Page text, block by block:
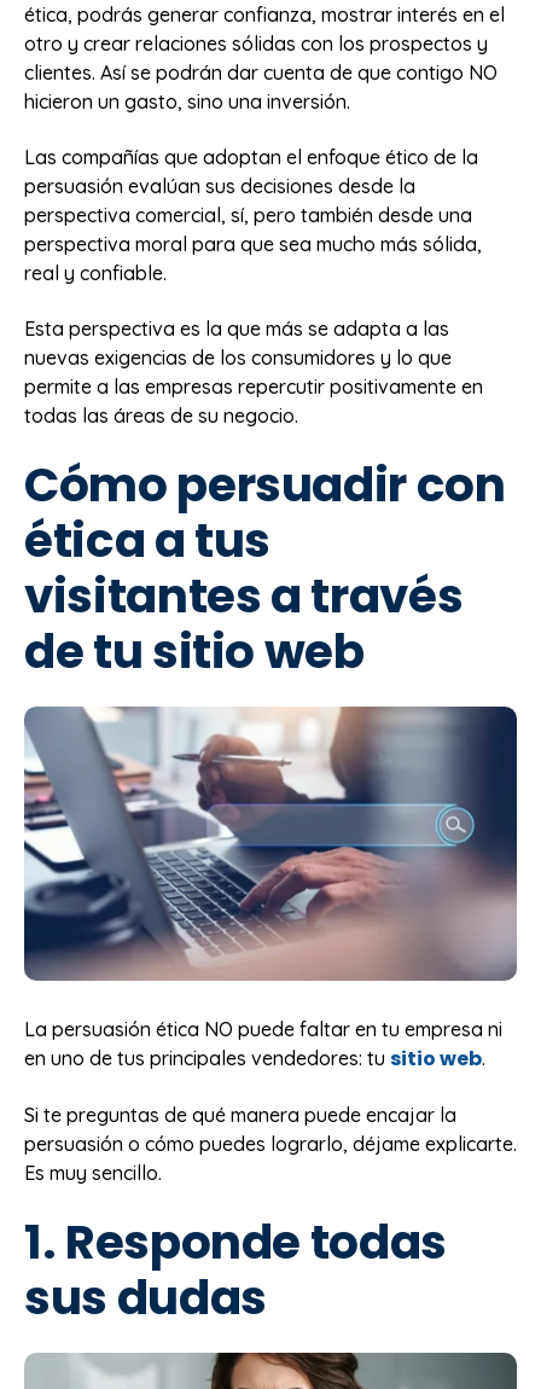
ética, podrás generar confianza, mostrar interés en el
otro y crear relaciones sólidas con los prospectos y
clientes. Así se podrán dar cuenta de que contigo NO
hicieron un gasto, sino una inversión.
Las compañías que adoptan el enfoque ético de la
persuasión evalúan sus decisiones desde la
perspectiva comercial, sí, pero también desde una
perspectiva moral para que sea mucho más sólida,
real y confiable.
Esta perspectiva es la que más se adapta a las
nuevas exigencias de los consumidores y lo que
permite a las empresas repercutir positivamente en
todas las áreas de su negocio.
Cómo persuadir con
ética a tus
visitantes a través
de tu sitio web
La persuasión ética NO puede faltar en tu empresa ni
en uno de tus principales vendedores: tu sitio web.
Si te preguntas de qué manera puede encajar la
persuasión o cómo puedes lograrlo, déjame explicarte.
Es muy sencillo.
1. Responde todas
sus dudas